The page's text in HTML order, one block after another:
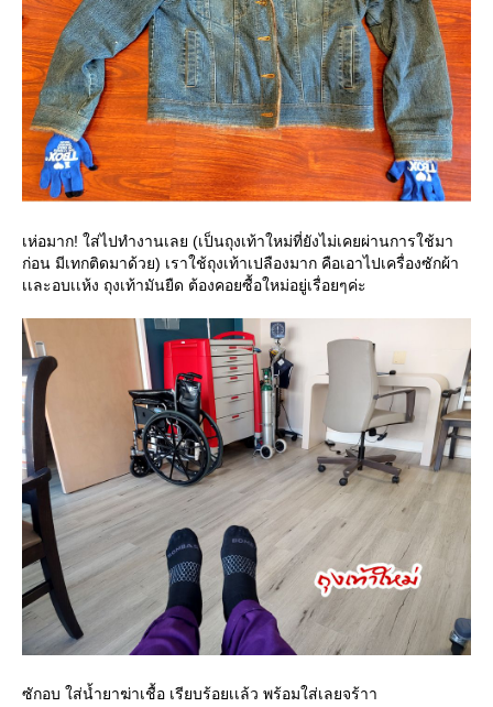
เห่อมาก! ใส่ไปทำงานเลย (เป็นถุงเท้าใหม่ที่ยังไม่เคยผ่านการใช้มา
ก่อน มีเทกติดมาด้วย) เราใช้ถุงเท้าเปลืองมาก คือเอาไปเครื่องซักผ้า
เเละอบเเห้ง ถุงเท้ามันยืด ต้องคอยซื้อใหม่อยู่เรื่อยๆค่ะ
ซักอบ ใส่น้ำยาฆ่าเชื้อ เรียบร้อยเเล้ว พร้อมใส่เลยจร้าา